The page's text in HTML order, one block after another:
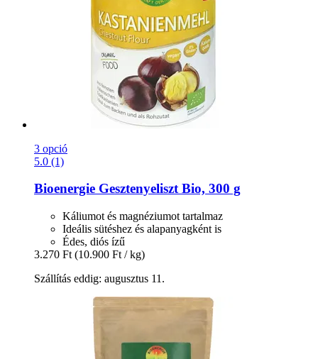
3 opció
5.0 (1)
Bioenergie Gesztenyeliszt Bio, 300 g
Káliumot és magnéziumot tartalmaz
Ideális sütéshez és alapanyagként is
Édes, diós ízű
3.270 Ft (10.900 Ft / kg)
Szállítás eddig: augusztus 11.